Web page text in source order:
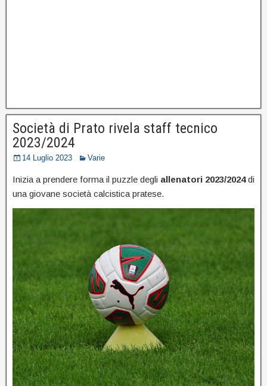
Società di Prato rivela staff tecnico
2023/2024
14 Luglio 2023 Varie
Inizia a prendere forma il puzzle degli allenatori 2023/2024di
una giovane società calcistica pratese.